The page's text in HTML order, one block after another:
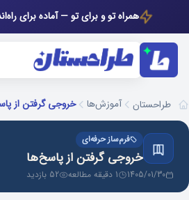
همراه تو و برای تو — آماده برای
طراحستان آموزش‌ها خروجی گرفتن از
فرم‌ساز حرفه‌ای
خروجی گرفتن از پاسخ‌ها
1405/01/30 1 دقیقه مطالعه 52 بازدید